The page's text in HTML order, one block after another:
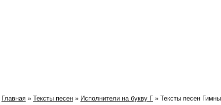
Главная » Тексты песен » Исполнители на букву Г » Тексты песен Гимны